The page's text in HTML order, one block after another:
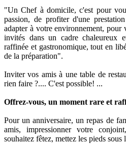
"Un Chef à domicile, c'est pour
passion, de profiter d'une
adapter à votre environnement, pour
invités dans un cadre chaleureux
raffinée et gastronomique, tout en
de la préparation".
Inviter vos amis à une table de
rien faire ?.... C'est possible! ...
Offrez-vous, un moment rare et
Pour un anniversaire, un repas de
amis, impressionner votre
souhaitez fêtez, mettez les pieds sous